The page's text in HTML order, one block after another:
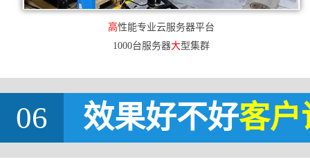
高性能专业云服务器平台
1000台服务器大型集群
06 效果好不好客户